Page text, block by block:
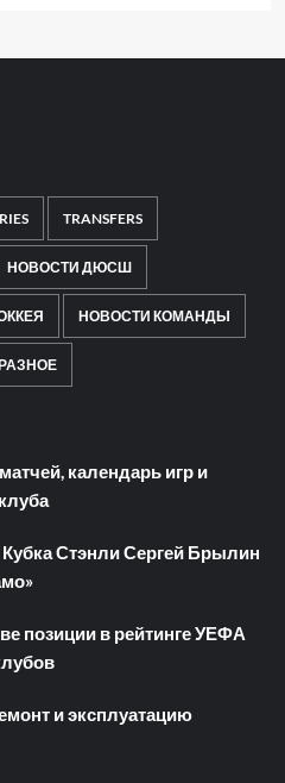
TRANSFERS
НОВОСТИ ДЮСШ
НОВОСТИ КОМАНДЫ
календарь игр и
Стэнли Сергей Брылин
позиции в рейтинге УЕФА
и эксплуатацию